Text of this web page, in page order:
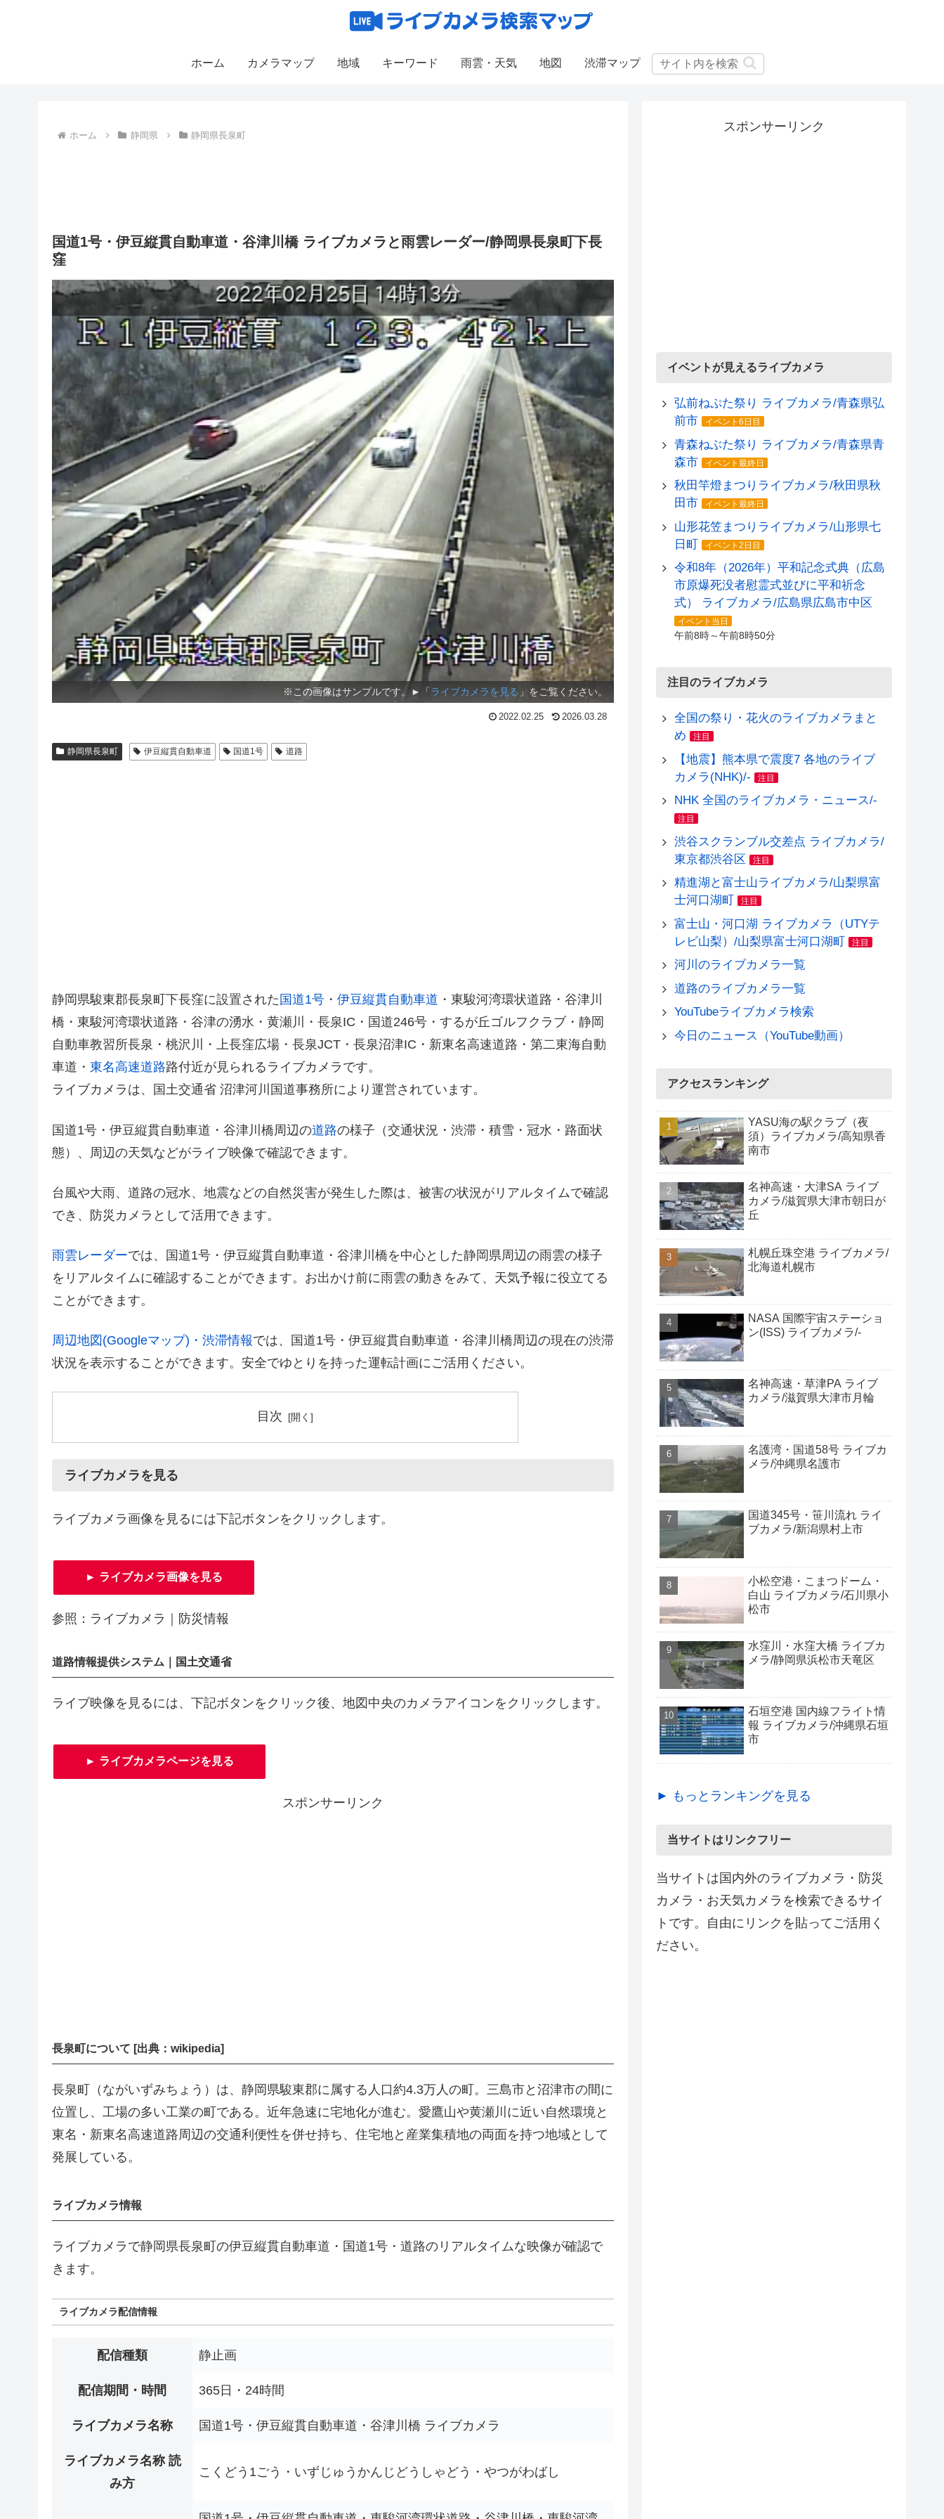
ホーム カメラマップ 地域 キーワード 雨雲・天気 地図 渋滞マップ
ホーム 静岡県 静岡県長泉町
国道1号・伊豆縦貫自動車道・谷津川橋 ライブカメラと雨雲レーダー/静岡県長泉町下長
窪
※この画像はサンプルです。►「 ライブカメラを見る 」をご覧ください。
2022.02.25 2026.03.28
静岡県長泉町 伊豆縦貫自動車道 国道1号 道路
静岡県駿東郡長泉町下長窪に設置された 国道1号 ・ 伊豆縦貫自動車道 ・東駿河湾環状道路・谷津川
橋・東駿河湾環状道路・谷津の湧水・黄瀬川・長泉IC・国道246号・するが丘ゴルフクラブ・静岡
自動車教習所長泉・桃沢川・上長窪広場・長泉JCT・長泉沼津IC・新東名高速道路・第二東海自動
車道・ 東名高速道路路付近が見られるライブカメラです。
ライブカメラは、国土交通省 沼津河川国道事務所により運営されています。
国道1号・伊豆縦貫自動車道・谷津川橋周辺の道路の様子（交通状況・渋滞・積雪・冠水・路面状
態）、周辺の天気などがライブ映像で確認できます。
台風や大雨、道路の冠水、地震などの自然災害が発生した際は、被害の状況がリアルタイムで確認
でき、防災カメラとして活用できます。
雨雲レーダーでは、国道1号・伊豆縦貫自動車道・谷津川橋を中心とした静岡県周辺の雨雲の様子
をリアルタイムに確認することができます。お出かけ前に雨雲の動きをみて、天気予報に役立てる
ことができます。
周辺地図(Googleマップ)・渋滞情報では、国道1号・伊豆縦貫自動車道・谷津川橋周辺の現在の渋滞
状況を表示することができます。安全でゆとりを持った運転計画にご活用ください。
目次
ライブカメラを見る
ライブカメラ画像を見るには下記ボタンをクリックします。
► ライブカメラ画像を見る
参照：ライブカメラ｜防災情報
道路情報提供システム｜国土交通省
ライブ映像を見るには、下記ボタンをクリック後、地図中央のカメラアイコンをクリックします。
► ライブカメラページを見る
スポンサーリンク
長泉町について [出典：wikipedia]
長泉町（ながいずみちょう）は、静岡県駿東郡に属する人口約4.3万人の町。三島市と沼津市の間に
位置し、工場の多い工業の町である。近年急速に宅地化が進む。愛鷹山や黄瀬川に近い自然環境と
東名・新東名高速道路周辺の交通利便性を併せ持ち、住宅地と産業集積地の両面を持つ地域として
発展している。
ライブカメラ情報
ライブカメラで静岡県長泉町の伊豆縦貫自動車道・国道1号・道路のリアルタイムな映像が確認で
きます。
ライブカメラ配信情報
配信種類 静止画
配信期間・時間 365日・24時間
ライブカメラ名称 国道1号・伊豆縦貫自動車道・谷津川橋 ライブカメラ
ライブカメラ名称 読
み方
こくどう1ごう・いずじゅうかんじどうしゃどう・やつがわばし
スポンサーリンク
イベントが見えるライブカメラ
弘前ねぷた祭り ライブカメラ/青森県弘
前市
イベント6日目
青森ねぶた祭り ライブカメラ/青森県青
森市
イベント最終日
秋田竿燈まつりライブカメラ/秋田県秋
田市
イベント最終日
山形花笠まつりライブカメラ/山形県七
日町
イベント2日目
令和8年（2026年）平和記念式典（広島
市原爆死没者慰霊式並びに平和祈念
式） ライブカメラ/広島県広島市中区
イベント当日
午前8時～午前8時50分
注目のライブカメラ
全国の祭り・花火のライブカメラまと
め
注目
【地震】熊本県で震度7 各地のライブ
カメラ(NHK)/-
注目
NHK 全国のライブカメラ・ニュース/-
注目
渋谷スクランブル交差点 ライブカメラ/
東京都渋谷区
注目
精進湖と富士山ライブカメラ/山梨県富
士河口湖町
注目
富士山・河口湖 ライブカメラ（UTYテ
レビ山梨）/山梨県富士河口湖町
注目
河川のライブカメラ一覧
道路のライブカメラ一覧
YouTubeライブカメラ検索
今日のニュース（YouTube動画）
アクセスランキング
YASU海の駅クラブ（夜
須）ライブカメラ/高知県香
南市
名神高速・大津SA ライブ
カメラ/滋賀県大津市朝日が
丘
札幌丘珠空港 ライブカメラ/
北海道札幌市
NASA 国際宇宙ステーショ
ン(ISS) ライブカメラ/-
名神高速・草津PA ライブ
カメラ/滋賀県大津市月輪
名護湾・国道58号 ライブカ
メラ/沖縄県名護市
国道345号・笹川流れ ライ
ブカメラ/新潟県村上市
小松空港・こまつドーム・
白山 ライブカメラ/石川県小
松市
水窪川・水窪大橋 ライブカ
メラ/静岡県浜松市天竜区
石垣空港 国内線フライト情
報 ライブカメラ/沖縄県石垣
市
► もっとランキングを見る
当サイトはリンクフリー
当サイトは国内外のライブカメラ・防災
カメラ・お天気カメラを検索できるサイ
トです。自由にリンクを貼ってご活用く
ださい。